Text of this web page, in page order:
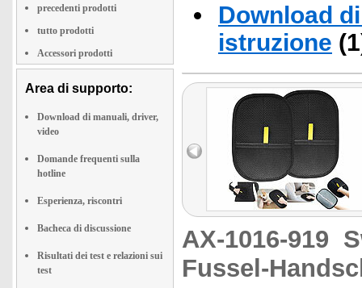
precedenti prodotti
tutto prodotti
Accessori prodotti
Area di supporto:
Download di manuali, driver,
video
Domande frequenti sulla
hotline
Esperienza, riscontri
Bacheca di discussione
Risultati dei test e relazioni sui
test
Download
istruzione
AX-1016-919
Fussel-